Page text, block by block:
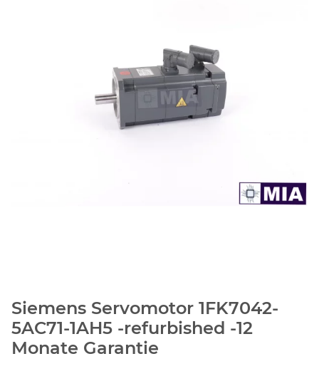
Siemens Servomotor 1FK7042-
5AC71-1AH5 -refurbished -12
Monate Garantie